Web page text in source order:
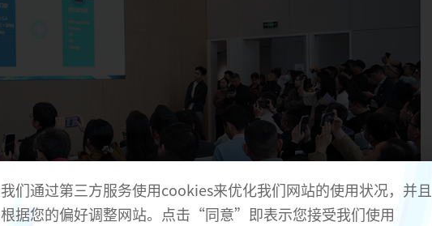
我们通过第三方服务使用cookies来优化我们网站的使用状况，并且
根据您的偏好调整网站。点击“同意”即表示您接受我们使用